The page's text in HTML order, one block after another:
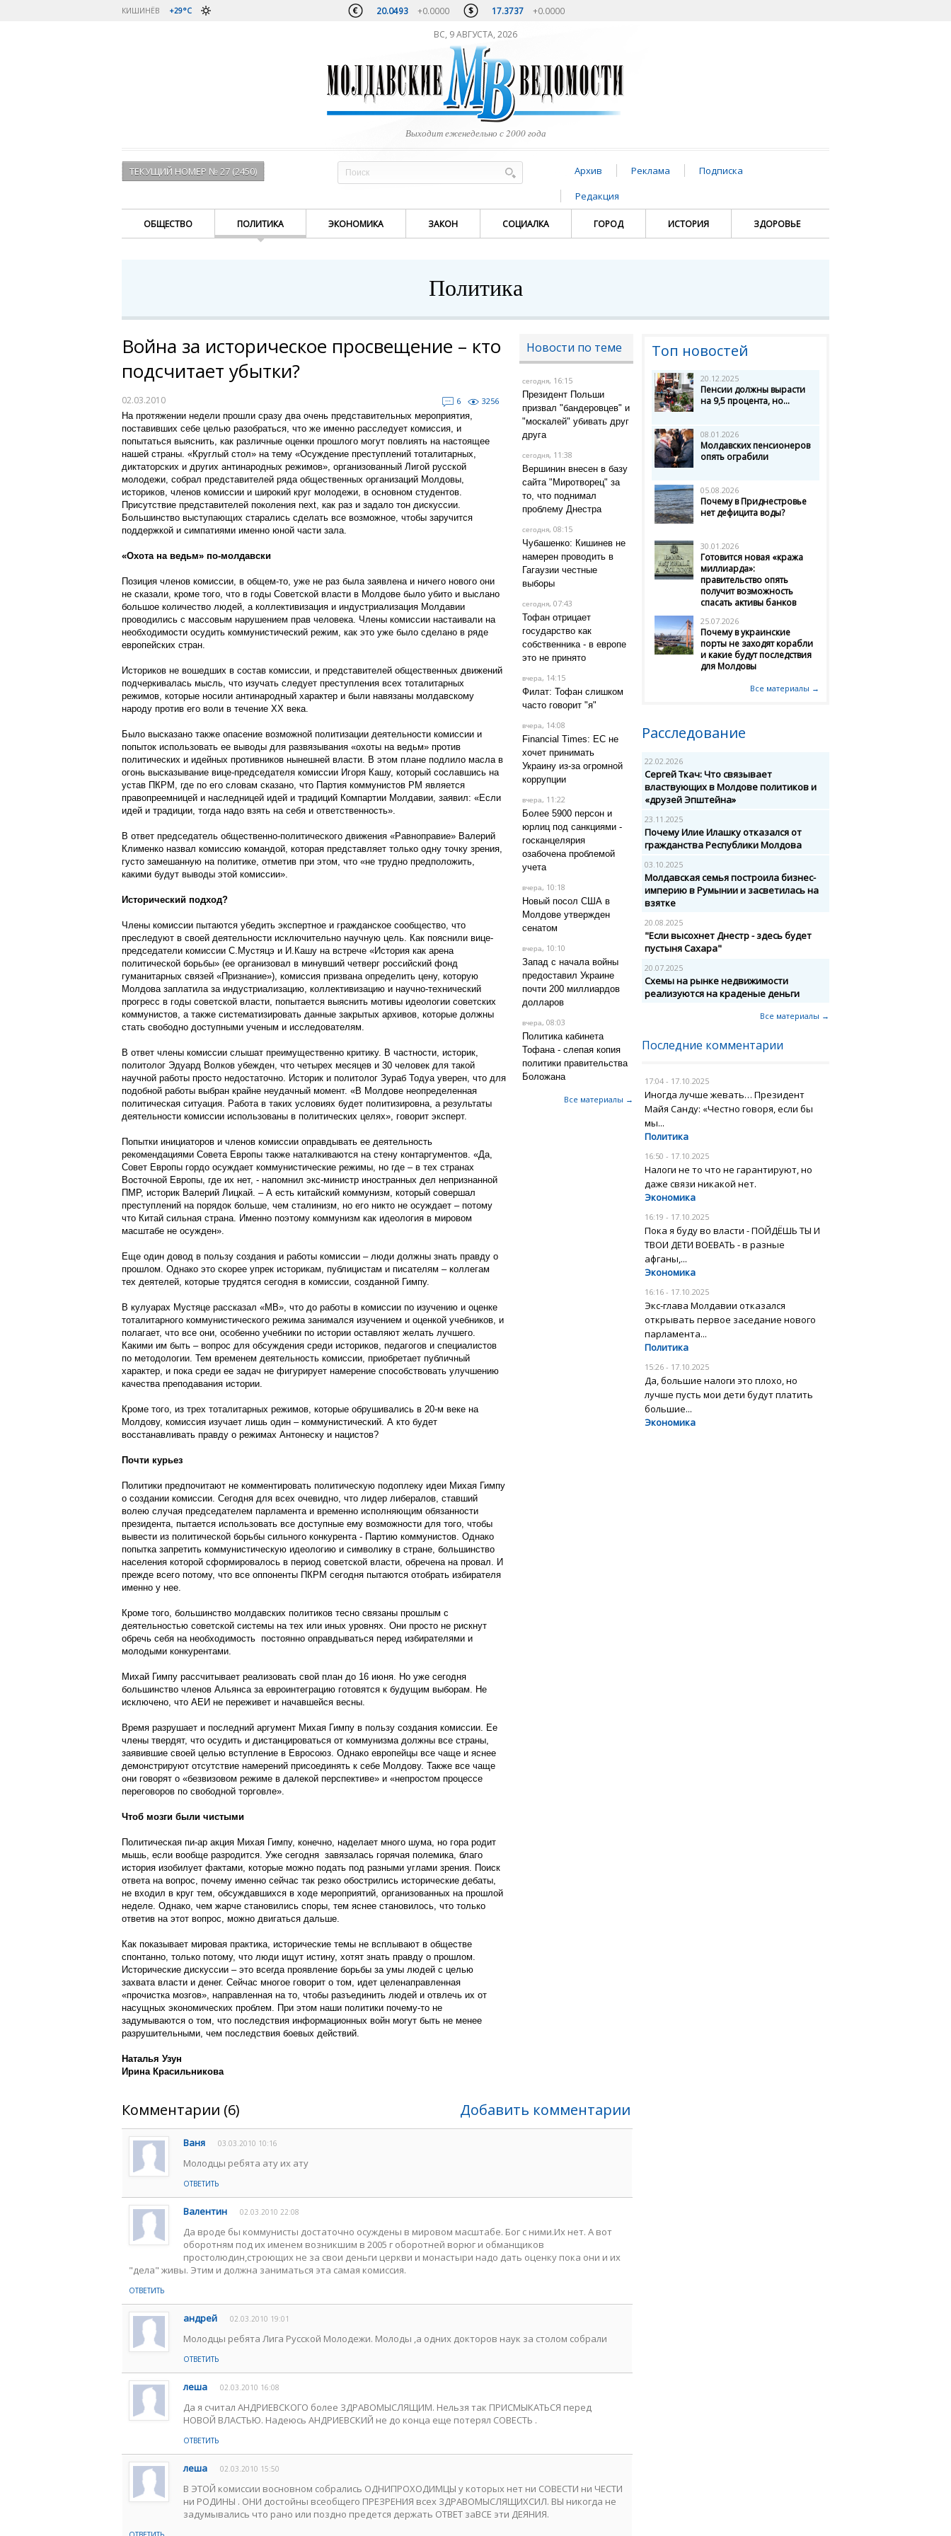
КИШИНЁВ +29°C 20.0493 +0.0000 17.3737 +0.0000
ВС, 9 АВГУСТА, 2026
Выходит еженедельно с 2000 года
ТЕКУЩИЙ НОМЕР № 27 (2450) Архив Реклама
Подписка
Редакция
ОБЩЕСТВО ПОЛИТИКА ЭКОНОМИКА ЗАКОН СОЦИАЛКА ГОРОД ИСТОРИЯ ЗДОРОВЬЕ
Политика
Война за историческое просвещение – кто
подсчитает убытки?
02.03.2010 6
3256
На протяжении недели прошли сразу два очень представительных мероприятия,
поставивших себе целью разобраться, что же именно расследует комиссия, и
попытаться выяснить, как различные оценки прошлого могут повлиять на настоящее
нашей страны. «Круглый стол» на тему «Осуждение преступлений тоталитарных,
диктаторских и других антинародных режимов», организованный Лигой русской
молодежи, собрал представителей ряда общественных организаций Молдовы,
историков, членов комиссии и широкий круг молодежи, в основном студентов.
Присутствие представителей поколения next, как раз и задало тон дискуссии.
Большинство выступающих старались сделать все возможное, чтобы заручится
поддержкой и симпатиями именно юной части зала.
«Охота на ведьм» по-молдавски
Позиция членов комиссии, в общем-то, уже не раз была заявлена и ничего нового они
не сказали, кроме того, что в годы Советской власти в Молдове было убито и выслано
большое количество людей, а коллективизация и индустриализация Молдавии
проводились с массовым нарушением прав человека. Члены комиссии настаивали на
необходимости осудить коммунистический режим, как это уже было сделано в ряде
европейских стран.
Историков не вошедших в состав комиссии, и представителей общественных движений
подчеркивалась мысль, что изучать следует преступления всех тоталитарных
режимов, которые носили антинародный характер и были навязаны молдавскому
народу против его воли в течение ХХ века.
Было высказано также опасение возможной политизации деятельности комиссии и
попыток использовать ее выводы для развязывания «охоты на ведьм» против
политических и идейных противников нынешней власти. В этом плане подлило масла в
огонь высказывание вице-председателя комиссии Игоря Кашу, который сославшись на
устав ПКРМ, где по его словам сказано, что Партия коммунистов РМ является
правопреемницей и наследницей идей и традиций Компартии Молдавии, заявил: «Если
идей и традиции, тогда надо взять на себя и ответственность».
В ответ председатель общественно-политического движения «Равноправие» Валерий
Клименко назвал комиссию командой, которая представляет только одну точку зрения,
густо замешанную на политике, отметив при этом, что «не трудно предположить,
какими будут выводы этой комиссии».
Исторический подход?
Члены комиссии пытаются убедить экспертное и гражданское сообщество, что
преследуют в своей деятельности исключительно научную цель. Как пояснили вице-
председатели комиссии С.Мустяцэ и И.Кашу на встрече «История как арена
политической борьбы» (ее организовал в минувший четверг российский фонд
гуманитарных связей «Признание»), комиссия призвана определить цену, которую
Молдова заплатила за индустриализацию, коллективизацию и научно-технический
прогресс в годы советской власти, попытается выяснить мотивы идеологии советских
коммунистов, а также систематизировать данные закрытых архивов, которые должны
стать свободно доступными ученым и исследователям.
В ответ члены комиссии слышат преимущественно критику. В частности, историк,
политолог Эдуард Волков убежден, что четырех месяцев и 30 человек для такой
научной работы просто недостаточно. Историк и политолог Зураб Тодуа уверен, что для
подобной работы выбран крайне неудачный момент. «В Молдове неопределенная
политическая ситуация. Работа в таких условиях будет политизировна, а результаты
деятельности комиссии использованы в политических целях», говорит эксперт.
Попытки инициаторов и членов комиссии оправдывать ее деятельность
рекомендациями Совета Европы также наталкиваются на стену контаргументов. «Да,
Совет Европы гордо осуждает коммунистические режимы, но где – в тех странах
Восточной Европы, где их нет, - напомнил экс-министр иностранных дел непризнанной
ПМР, историк Валерий Лицкай. – А есть китайский коммунизм, который совершал
преступлений на порядок больше, чем сталинизм, но его никто не осуждает – потому
что Китай сильная страна. Именно поэтому коммунизм как идеология в мировом
масштабе не осужден».
Еще один довод в пользу создания и работы комиссии – люди должны знать правду о
прошлом. Однако это скорее упрек историкам, публицистам и писателям – коллегам
тех деятелей, которые трудятся сегодня в комиссии, созданной Гимпу.
В кулуарах Мустяце рассказал «МВ», что до работы в комиссии по изучению и оценке
тоталитарного коммунистического режима занимался изучением и оценкой учебников, и
полагает, что все они, особенно учебники по истории оставляют желать лучшего.
Какими им быть – вопрос для обсуждения среди историков, педагогов и специалистов
по методологии. Тем временем деятельность комиссии, приобретает публичный
характер, и пока среди ее задач не фигурирует намерение способствовать улучшению
качества преподавания истории.
Кроме того, из трех тоталитарных режимов, которые обрушивались в 20-м веке на
Молдову, комиссия изучает лишь один – коммунистический. А кто будет
восстанавливать правду о режимах Антонеску и нацистов?
Почти курьез
Политики предпочитают не комментировать политическую подоплеку идеи Михая Гимпу
о создании комиссии. Сегодня для всех очевидно, что лидер либералов, ставший
волею случая председателем парламента и временно исполняющим обязанности
президента, пытается использовать все доступные ему возможности для того, чтобы
вывести из политической борьбы сильного конкурента - Партию коммунистов. Однако
попытка запретить коммунистическую идеологию и символику в стране, большинство
населения которой сформировалось в период советской власти, обречена на провал. И
прежде всего потому, что все оппоненты ПКРМ сегодня пытаются отобрать избирателя
именно у нее.
Кроме того, большинство молдавских политиков тесно связаны прошлым с
деятельностью советской системы на тех или иных уровнях. Они просто не рискнут
обречь себя на необходимость постоянно оправдываться перед избирателями и
молодыми конкурентами.
Михай Гимпу рассчитывает реализовать свой план до 16 июня. Но уже сегодня
большинство членов Альянса за евроинтеграцию готовятся к будущим выборам. Не
исключено, что АЕИ не переживет и начавшейся весны.
Время разрушает и последний аргумент Михая Гимпу в пользу создания комиссии. Ее
члены твердят, что осудить и дистанцироваться от коммунизма должны все страны,
заявившие своей целью вступление в Евросоюз. Однако европейцы все чаще и яснее
демонстрируют отсутствие намерений присоединять к себе Молдову. Также все чаще
они говорят о «безвизовом режиме в далекой перспективе» и «непростом процессе
переговоров по свободной торговле».
Чтоб мозги были чистыми
Политическая пи-ар акция Михая Гимпу, конечно, наделает много шума, но гора родит
мышь, если вообще разродится. Уже сегодня завязалась горячая полемика, благо
история изобилует фактами, которые можно подать под разными углами зрения. Поиск
ответа на вопрос, почему именно сейчас так резко обострились исторические дебаты,
не входил в круг тем, обсуждавшихся в ходе мероприятий, организованных на прошлой
неделе. Однако, чем жарче становились споры, тем яснее становилось, что только
ответив на этот вопрос, можно двигаться дальше.
Как показывает мировая практика, исторические темы не всплывают в обществе
спонтанно, только потому, что люди ищут истину, хотят знать правду о прошлом.
Исторические дискуссии – это всегда проявление борьбы за умы людей с целью
захвата власти и денег. Сейчас многое говорит о том, идет целенаправленная
«прочистка мозгов», направленная на то, чтобы разъединить людей и отвлечь их от
насущных экономических проблем. При этом наши политики почему-то не
задумываются о том, что последствия информационных войн могут быть не менее
разрушительными, чем последствия боевых действий.
Наталья Узун
Ирина Красильникова
Новости по теме
сегодня, 16:15
Президент Польши
призвал "бандеровцев" и
"москалей" убивать друг
друга
сегодня, 11:38
Вершинин внесен в базу
сайта "Миротворец" за
то, что поднимал
проблему Днестра
сегодня, 08:15
Чубашенко: Кишинев не
намерен проводить в
Гагаузии честные
выборы
сегодня, 07:43
Тофан отрицает
государство как
собственника - в европе
это не принято
вчера, 14:15
Филат: Тофан слишком
часто говорит "я"
вчера, 14:08
Financial Times: ЕС не
хочет принимать
Украину из-за огромной
коррупции
вчера, 11:22
Более 5900 персон и
юрлиц под санкциями -
госканцелярия
озабочена проблемой
учета
вчера, 10:18
Новый посол США в
Молдове утвержден
сенатом
вчера, 10:10
Запад с начала войны
предоставил Украине
почти 200 миллиардов
долларов
вчера, 08:03
Политика кабинета
Тофана - слепая копия
политики правительства
Боложана
Все материалы →
Комментарии (6) Добавить комментарии
Ваня 03.03.2010 10:16
Молодцы ребята ату их ату
ОТВЕТИТЬ
Валентин 02.03.2010 22:08
Да вроде бы коммунисты достаточно осуждены в мировом масштабе. Бог с ними.Их нет. А вот
оборотням под их именем возникшим в 2005 г оборотней ворюг и обманщиков
простолюдин,строющих не за свои деньги церкви и монастыри надо дать оценку пока они и их
"дела" живы. Этим и должна заниматься эта самая комиссия.
ОТВЕТИТЬ
андрей 02.03.2010 19:01
Молодцы ребята Лига Русской Молодежи. Молоды ,а одних докторов наук за столом собрали
ОТВЕТИТЬ
леша 02.03.2010 16:08
Да я считал АНДРИЕВСКОГО более ЗДРАВОМЫСЛЯЩИМ. Нельзя так ПРИСМЫКАТЬСЯ перед
НОВОЙ ВЛАСТЬЮ. Надеюсь АНДРИЕВСКИЙ не до конца еще потерял СОВЕСТЬ .
ОТВЕТИТЬ
леша 02.03.2010 15:50
В ЭТОЙ комиссии восновном собрались ОДНИПРОХОДИМЦЫ у которых нет ни СОВЕСТИ ни ЧЕСТИ
ни РОДИНЫ . ОНИ достойны всеобщего ПРЕЗРЕНИЯ всех ЗДРАВОМЫСЛЯЩИХСИЛ. ВЫ никогда не
задумывались что рано или поздно предется держать ОТВЕТ заВСЕ эти ДЕЯНИЯ.
Топ новостей
20.12.2025
Пенсии должны вырасти
на 9,5 процента, но...
08.01.2026
Молдавских пенсионеров
опять ограбили
05.08.2026
Почему в Приднестровье
нет дефицита воды?
30.01.2026
Готовится новая «кража
миллиарда»:
правительство опять
получит возможность
спасать активы банков
25.07.2026
Почему в украинские
порты не заходят корабли
и какие будут последствия
для Молдовы
Все материалы →
Расследование
22.02.2026
Сергей Ткач: Что связывает
властвующих в Молдове политиков и
«друзей Эпштейна»
23.11.2025
Почему Илие Илашку отказался от
гражданства Республики Молдова
03.10.2025
Молдавская семья построила бизнес-
империю в Румынии и засветилась на
взятке
20.08.2025
"Если высохнет Днестр - здесь будет
пустыня Сахара"
20.07.2025
Схемы на рынке недвижимости
реализуются на краденые деньги
Все материалы →
Последние комментарии
17:04 - 17.10.2025
Иногда лучше жевать… Президент
Майя Санду: «Честно говоря, если бы
мы...
Политика
16:50 - 17.10.2025
Налоги не то что не гарантируют, но
даже связи никакой нет.
Экономика
16:19 - 17.10.2025
Пока я буду во власти - ПОЙДЁШЬ ТЫ И
ТВОИ ДЕТИ ВОЕВАТЬ - в разные
афганы,...
Экономика
16:16 - 17.10.2025
Экс-глава Молдавии отказался
открывать первое заседание нового
парламента...
Политика
15:26 - 17.10.2025
Да, большие налоги это плохо, но
лучше пусть мои дети будут платить
большие...
Экономика